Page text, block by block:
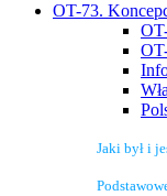
OT-73.
Jaki był i